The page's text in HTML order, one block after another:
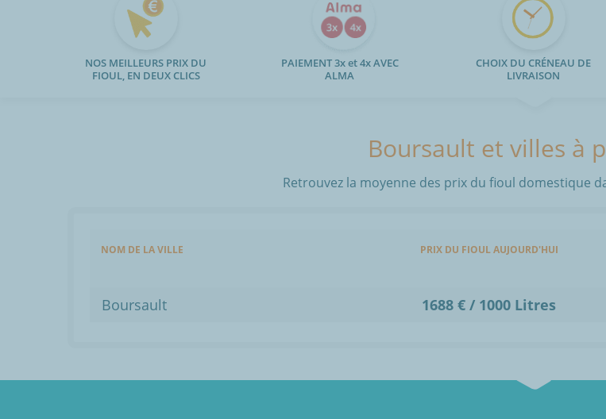
NOS MEILLEURS PRIX DU
FIOUL, EN DEUX CLICS
PAIEMENT 3x et 4x AVEC
ALMA
CHOIX DU CRÉNEAU DE
LIVRAISON
Boursault et villes à
Retrouvez la moyenne des prix du fioul domestique
NOM DE LA VILLE PRIX DU FIOUL AUJOURD'HUI
Boursault 1688 € / 1000 Litres